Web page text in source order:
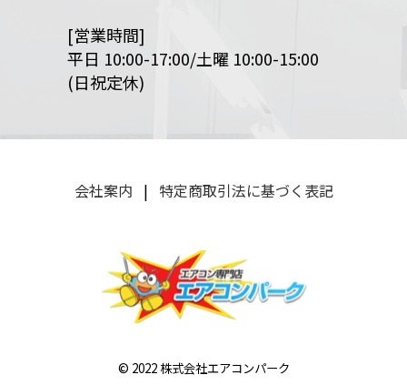
[営業時間]
平日 10:00-17:00/土曜 10:00-15:00
(日祝定休)
会社案内 | 特定商取引法に基づく表記
© 2022 株式会社エアコンパーク